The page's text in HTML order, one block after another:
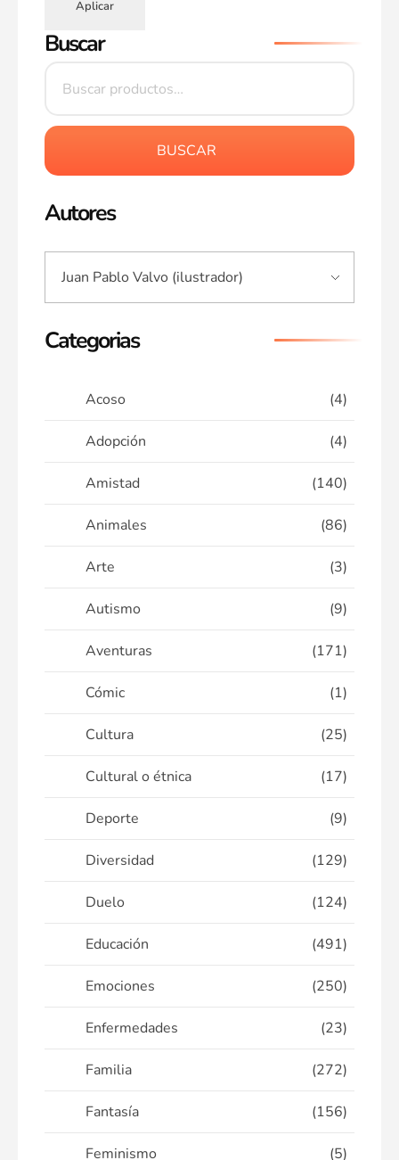
Aplicar
Buscar
BUSCAR
Autores
Categorias
Acoso (4)
Adopción (4)
Amistad (140)
Animales (86)
Arte (3)
Autismo (9)
Aventuras (171)
Cómic (1)
Cultura (25)
Cultural o étnica (17)
Deporte (9)
Diversidad (129)
Duelo (124)
Educación (491)
Emociones (250)
Enfermedades (23)
Familia (272)
Fantasía (156)
Feminismo (5)